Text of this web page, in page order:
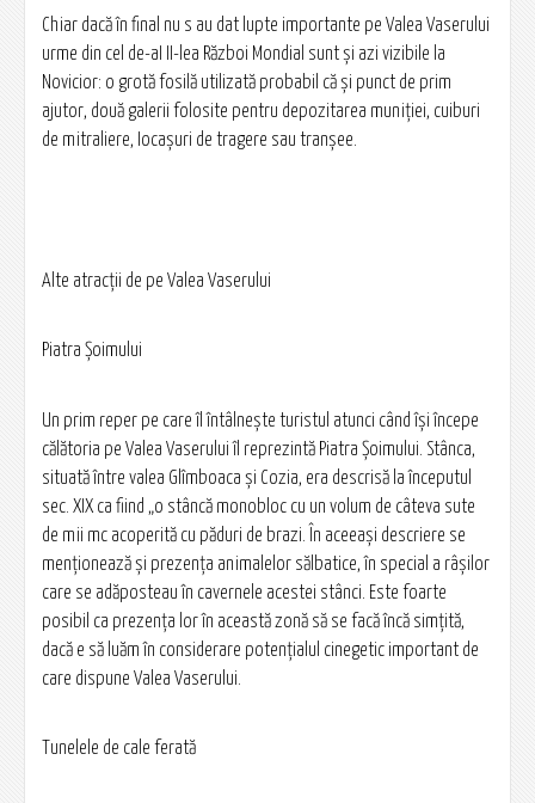
Chiar dacă în final nu s au dat lupte importante pe Valea Vaserului
urme din cel de-aI II-lea Război Mondial sunt şi azi vizibile la
Novicior: o grotă fosilă utilizată probabil că şi punct de prim
ajutor, două galerii folosite pentru depozitarea muniţiei, cuiburi
de mitraliere, Iocaşuri de tragere sau tranşee.
Alte atracţii de pe Valea Vaserului
Piatra Şoimului
Un prim reper pe care îl întâlneşte turistul atunci când îşi începe
călătoria pe Valea Vaserului îl reprezintă Piatra Şoimului. Stânca,
situată între valea Glîmboaca şi Cozia, era descrisă la începutul
sec. XIX ca fiind „o stâncă monobloc cu un volum de câteva sute
de mii mc acoperită cu păduri de brazi. În aceeaşi descriere se
menţionează şi prezenţa animalelor sălbatice, în special a râşilor
care se adăposteau în cavernele acestei stânci. Este foarte
posibil ca prezenţa lor în această zonă să se facă încă simţită,
dacă e să luăm în considerare potenţialul cinegetic important de
care dispune Valea Vaserului.
Tunelele de cale ferată